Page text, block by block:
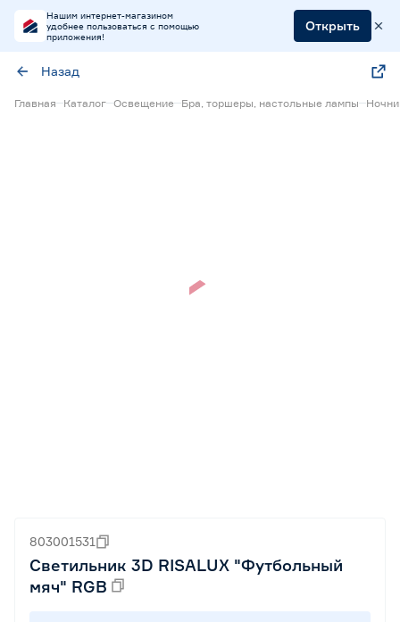
Нашим интернет-магазином
удобнее пользоваться с помощью
приложения!
Открыть
Назад
Главная Каталог Освещение Бра, торшеры, настольные лампы
803001531
Светильник 3D RISALUX "Футбольный
мяч" RGB